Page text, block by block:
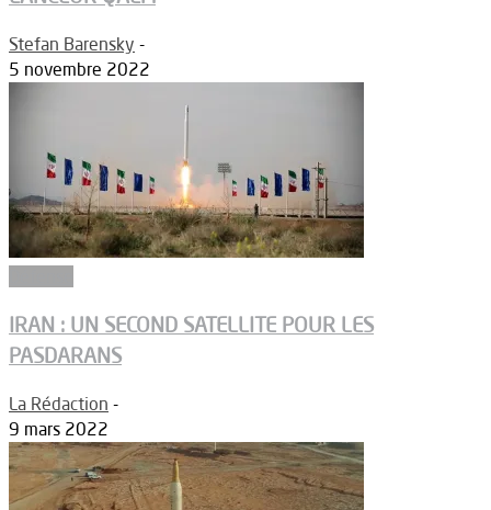
Stefan Barensky -
5 novembre 2022
IRAN : UN SECOND SATELLITE POUR LES
PASDARANS
La Rédaction -
9 mars 2022